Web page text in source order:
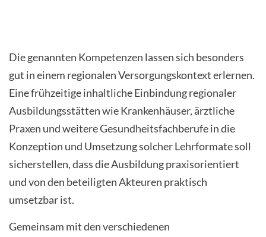
Die genannten Kompetenzen lassen sich besonders
gut in einem regionalen Versorgungskontext erlernen.
Eine frühzeitige inhaltliche Einbindung regionaler
Ausbildungsstätten wie Krankenhäuser, ärztliche
Praxen und weitere Gesundheitsfachberufe in die
Konzeption und Umsetzung solcher Lehrformate soll
sicherstellen, dass die Ausbildung praxisorientiert
und von den beteiligten Akteuren praktisch
umsetzbar ist.
Gemeinsam mit den verschiedenen